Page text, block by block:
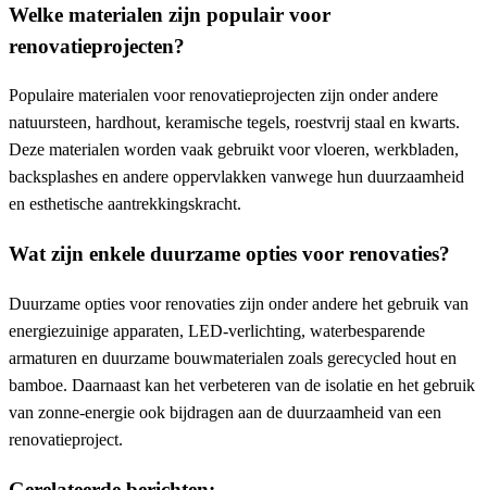
Welke materialen zijn populair voor
renovatieprojecten?
Populaire materialen voor renovatieprojecten zijn onder andere
natuursteen, hardhout, keramische tegels, roestvrij staal en kwarts.
Deze materialen worden vaak gebruikt voor vloeren, werkbladen,
backsplashes en andere oppervlakken vanwege hun duurzaamheid
en esthetische aantrekkingskracht.
Wat zijn enkele duurzame opties voor renovaties?
Duurzame opties voor renovaties zijn onder andere het gebruik van
energiezuinige apparaten, LED-verlichting, waterbesparende
armaturen en duurzame bouwmaterialen zoals gerecycled hout en
bamboe. Daarnaast kan het verbeteren van de isolatie en het gebruik
van zonne-energie ook bijdragen aan de duurzaamheid van een
renovatieproject.